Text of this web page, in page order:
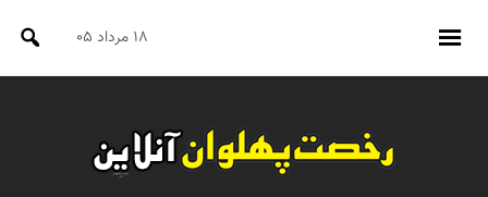
۱۸ مرداد ۰۵